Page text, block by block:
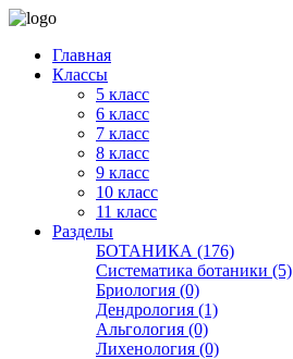
Главная
Классы
5 класс
6 класс
7 класс
8 класс
9 класс
10 класс
11 класс
Разделы
БОТАНИКА (176)
Систематика ботаники (5)
Бриология (0)
Дендрология (1)
Альгология (0)
Лихенология (0)